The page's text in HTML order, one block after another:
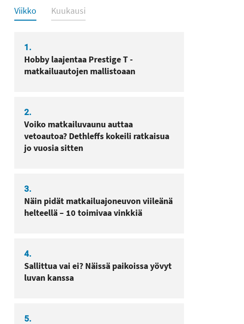
Luetuimmat
Viikko Kuukausi
1.
Hobby laajentaa Prestige T -
matkailuautojen mallistoaan
2.
Voiko matkailuvaunu auttaa
vetoautoa? Dethleffs kokeili ratkaisua
jo vuosia sitten
3.
Näin pidät matkailuajoneuvon viileänä
helteellä – 10 toimivaa vinkkiä
4.
Sallittua vai ei? Näissä paikoissa yövyt
luvan kanssa
5.